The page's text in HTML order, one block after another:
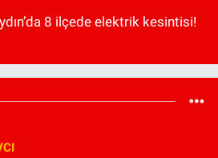
8 ilçede elektrik kesintisi!